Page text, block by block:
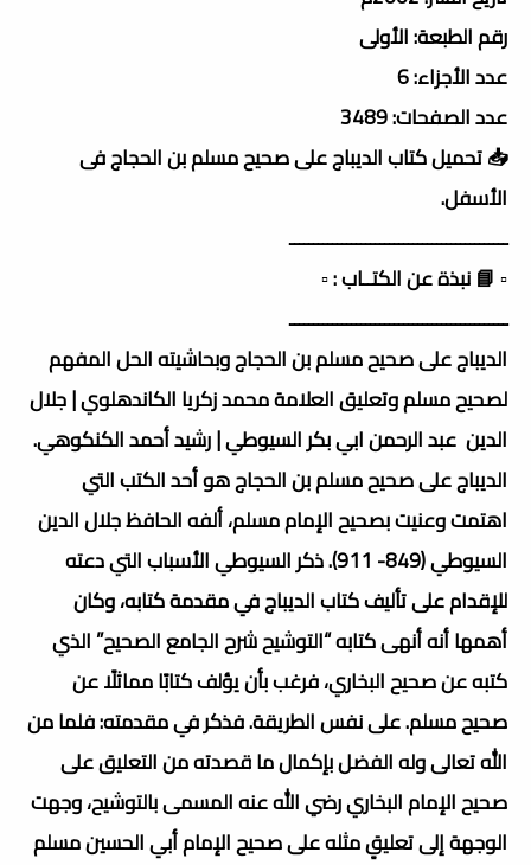
رقم الطبعة: الأولى
عدد الأجزاء: 6
عدد الصفحات: 3489
📥 تحميل كتاب الديباج على صحيح مسلم بن الحجاج فى
الأسفل.
ــــــــــــــــــــــــــــــــــــــــــــــ
▫️ 📘 نبذة عن الكتــاب : ▫️
ــــــــــــــــــــــــــــــــــــــــــــــ
الديباج على صحيح مسلم بن الحجاج وبحاشيته الحل المفهم
لصحيح مسلم وتعليق العلامة محمد زكريا الكاندهلوي | جلال
الدين عبد الرحمن ابي بكر السيوطي | رشيد أحمد الكنكوهي.
الديباج على صحيح مسلم بن الحجاج هو أحد الكتب التي
اهتمت وعنيت بصحيح الإمام مسلم، ألفه الحافظ جلال الدين
السيوطي (849- 911). ذكر السيوطي الأسباب التي دعته
للإقدام على تأليف كتاب الديباج في مقدمة كتابه، وكان
أهمها أنه أنهى كتابه “التوشيح شرح الجامع الصحيح” الذي
كتبه عن صحيح البخاري، فرغب بأن يؤلف كتابًا مماثلًا عن
صحيح مسلم. على نفس الطريقة. فذكر في مقدمته: فلما من
الله تعالى وله الفضل بإكمال ما قصدته من التعليق على
صحيح الإمام البخاري رضي الله عنه المسمى بالتوشيح، وجهت
الوجهة إلى تعليقٍ مثله على صحيح الإمام أبي الحسين مسلم